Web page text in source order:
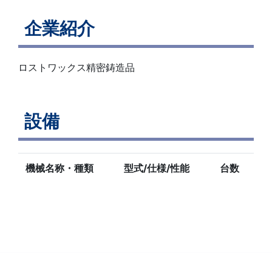
企業紹介
ロストワックス精密鋳造品
設備
機械名称・種類 型式/仕様/性能 台数